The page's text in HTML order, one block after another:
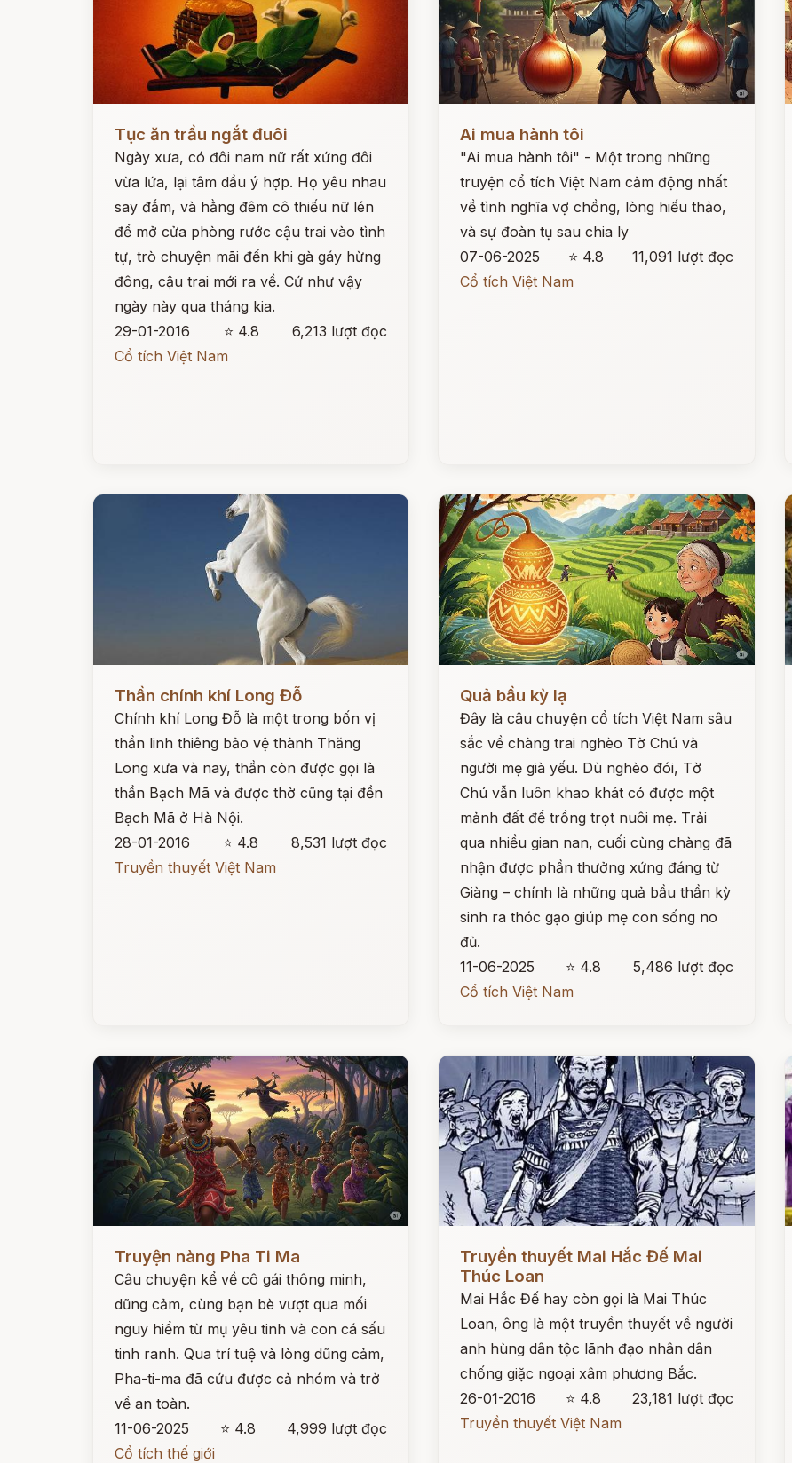
Tục ăn trầu ngắt đuôi
Ngày xưa, có đôi nam nữ rất xứng đôi
vừa lứa, lại tâm dầu ý hợp. Họ yêu nhau
say đắm, và hằng đêm cô thiếu nữ lén
để mở cửa phòng rước cậu trai vào tình
tự, trò chuyện mãi đến khi gà gáy hừng
đông, cậu trai mới ra về. Cứ như vậy
ngày này qua tháng kia.
29-01-2016
⭐ 4.8
6,213 lượt đọc
Cổ tích Việt Nam
Ai mua hành tôi
"Ai mua hành tôi" - Một trong những
truyện cổ tích Việt Nam cảm động nhất
về tình nghĩa vợ chồng, lòng hiếu thảo,
và sự đoàn tụ sau chia ly
07-06-2025
⭐ 4.8
11,091 lượt đọc
Cổ tích Việt Nam
Đọc ngay
Thần chính khí Long Đỗ
Chính khí Long Đỗ là một trong bốn vị
thần linh thiêng bảo vệ thành Thăng
Long xưa và nay, thần còn được gọi là
thần Bạch Mã và được thờ cũng tại đền
Bạch Mã ở Hà Nội.
28-01-2016
⭐ 4.8
8,531 lượt đọc
Truyền thuyết Việt Nam
Quả bầu kỳ lạ
Đây là câu chuyện cổ tích Việt Nam sâu
sắc về chàng trai nghèo Tờ Chú và
người mẹ già yếu. Dù nghèo đói, Tờ
Chú vẫn luôn khao khát có được một
mảnh đất để trồng trọt nuôi mẹ. Trải
qua nhiều gian nan, cuối cùng chàng đã
nhận được phần thưởng xứng đáng từ
Giàng – chính là những quả bầu thần kỳ
sinh ra thóc gạo giúp mẹ con sống no
đủ.
11-06-2025
⭐ 4.8
5,486 lượt đọc
Cổ tích Việt Nam
Truyện nàng Pha Ti Ma
Câu chuyện kể về cô gái thông minh,
dũng cảm, cùng bạn bè vượt qua mối
nguy hiểm từ mụ yêu tinh và con cá sấu
tinh ranh. Qua trí tuệ và lòng dũng cảm,
Pha-ti-ma đã cứu được cả nhóm và trở
về an toàn.
11-06-2025
⭐ 4.8
4,999 lượt đọc
Cổ tích thế giới
Đọc ngay
Truyền thuyết Mai Hắc Đế Mai
Thúc Loan
Mai Hắc Đế hay còn gọi là Mai Thúc
Loan, ông là một truyền thuyết về người
anh hùng dân tộc lãnh đạo nhân dân
chống giặc ngoại xâm phương Bắc.
26-01-2016
⭐ 4.8
23,181 lượt đọc
Truyền thuyết Việt Nam